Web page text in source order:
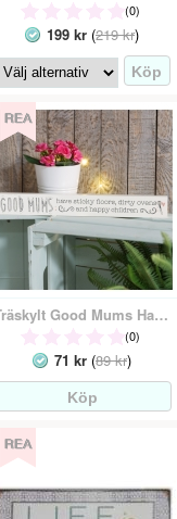
(0)
199 kr (219 kr)
Träskylt Good Mums Happy Children
(0)
71 kr (89 kr)